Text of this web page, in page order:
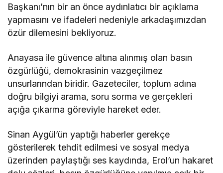
Başkanı’nın bir an önce aydınlatıcı bir açıklama
yapmasını ve ifadeleri nedeniyle arkadaşımızdan
özür dilemesini bekliyoruz.
Anayasa ile güvence altına alınmış olan basın
özgürlüğü, demokrasinin vazgeçilmez
unsurlarından biridir. Gazeteciler, toplum adına
doğru bilgiyi arama, soru sorma ve gerçekleri
açığa çıkarma göreviyle hareket eder.
Sinan Aygül’ün yaptığı haberler gerekçe
gösterilerek tehdit edilmesi ve sosyal medya
üzerinden paylaştığı ses kaydında, Erol’un hakaret